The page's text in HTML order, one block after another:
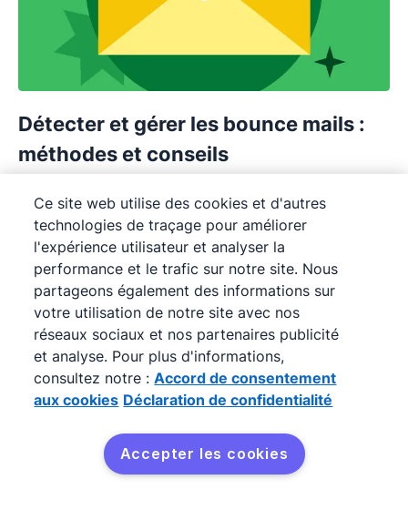
Détecter et gérer les bounce mails :
méthodes et conseils
Apprenez à distinguer hard et soft bounce et à
nettoyer vos listes. Nos conseils pour booster
votre délivrabilité et vos conversions.
Ce site web utilise des cookies et d'autres
technologies de traçage pour améliorer
l'expérience utilisateur et analyser la
performance et le trafic sur notre site. Nous
partageons également des informations sur
votre utilisation de notre site avec nos
réseaux sociaux et nos partenaires publicité
et analyse. Pour plus d'informations,
consultez notre : Accord de consentement
aux cookies Déclaration de confidentialité
Accepter les cookies